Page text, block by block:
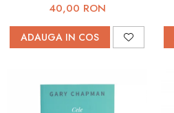
40,00 RON
ADAUGA IN COS